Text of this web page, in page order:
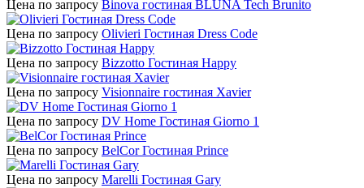
Цена по запросу Binova гостиная BLUNA Tech Brunito
Цена по запросу Olivieri Гостиная Dress Code
Цена по запросу Bizzotto Гостиная Happy
Цена по запросу Visionnaire гостиная Xavier
Цена по запросу DV Home Гостиная Giorno 1
Цена по запросу BelCor Гостиная Prince
Цена по запросу Marelli Гостиная Gary